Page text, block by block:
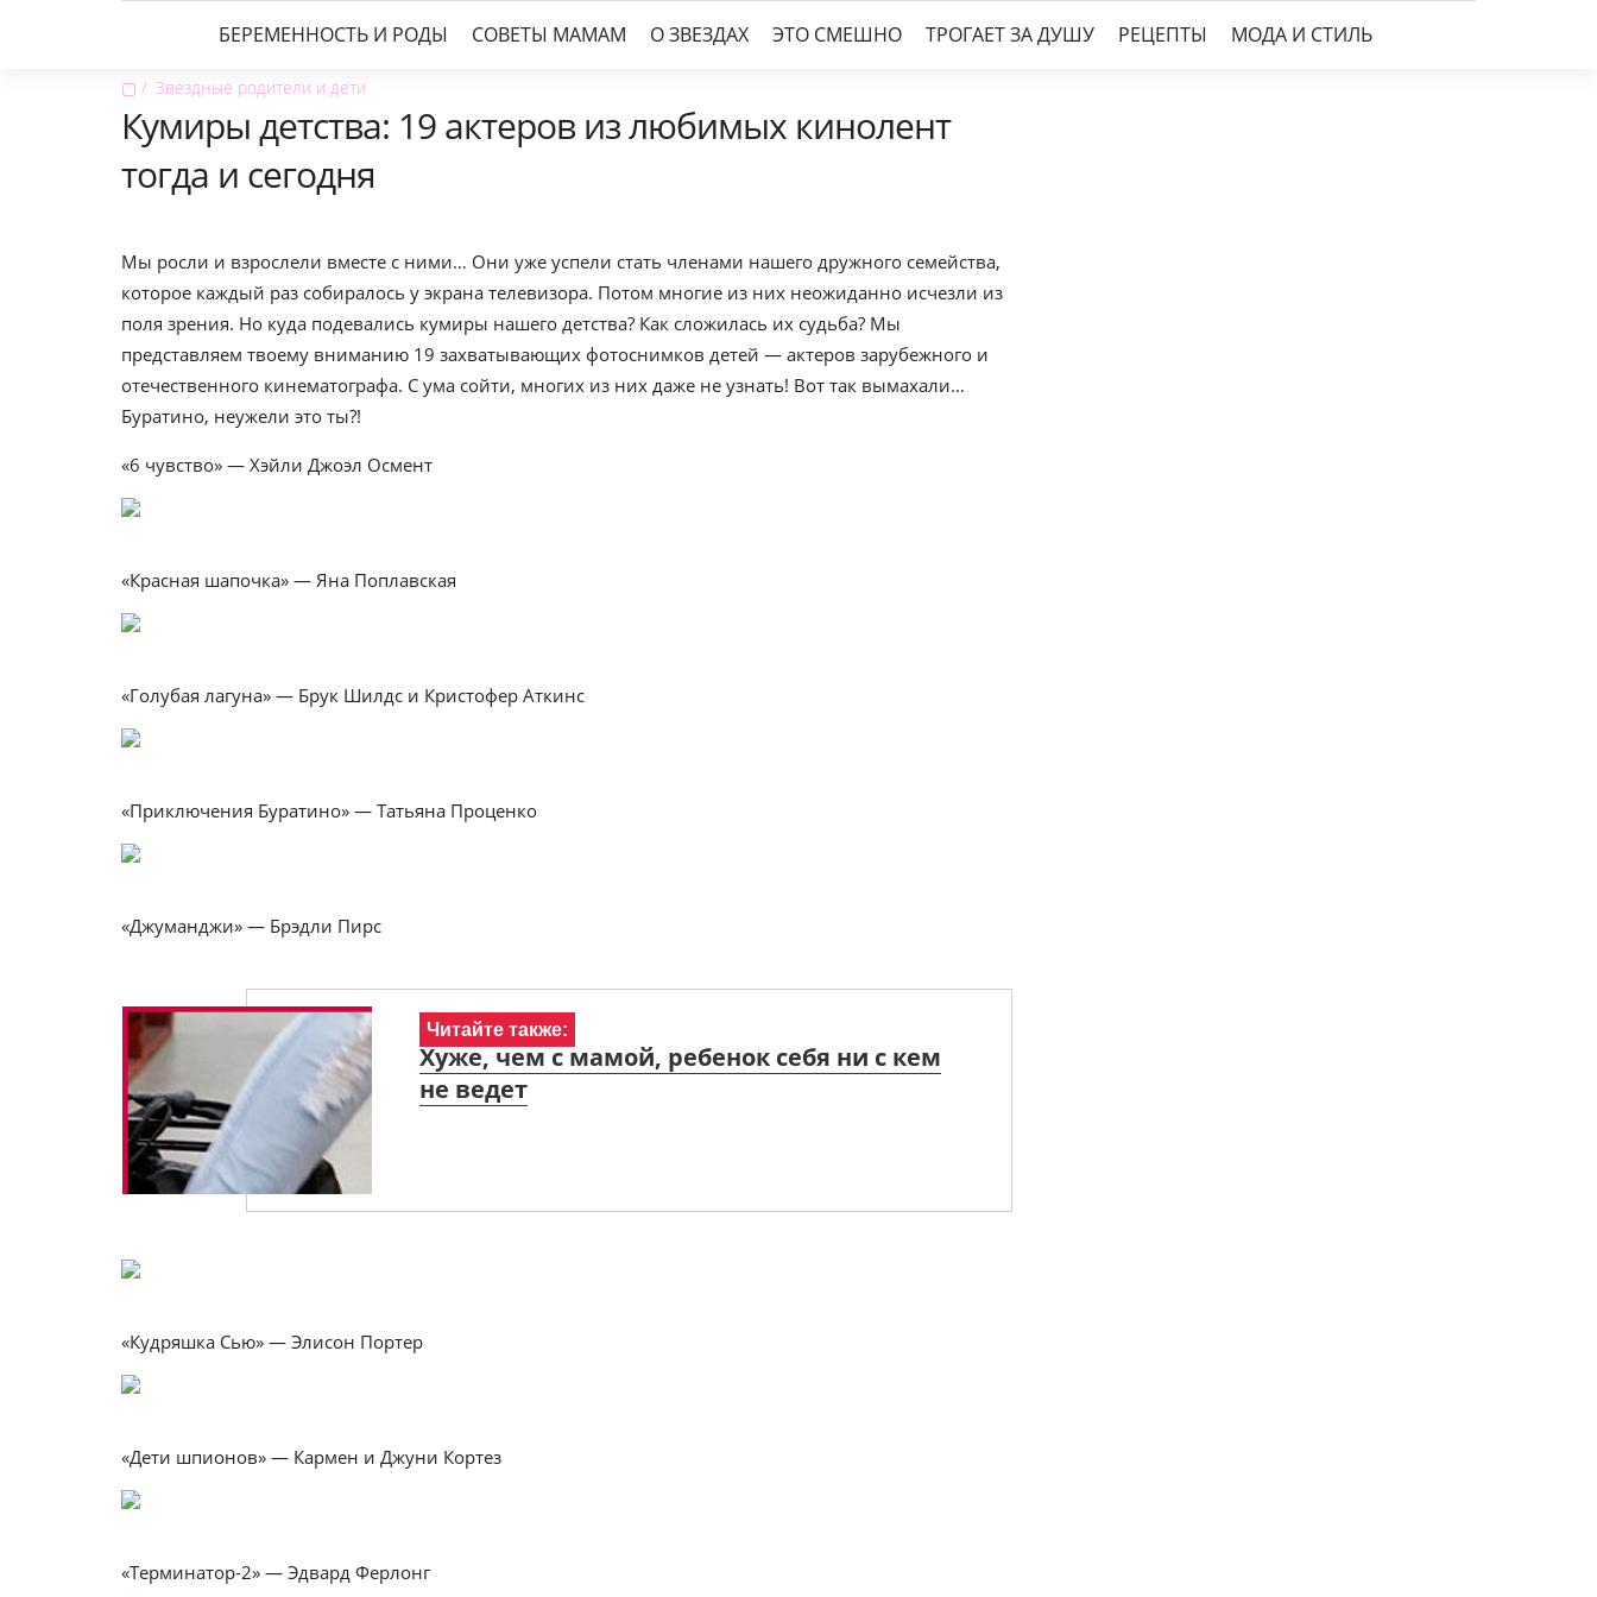
БЕРЕМЕННОСТЬ И РОДЫ СОВЕТЫ МАМАМ О ЗВЕЗДАХ ЭТО СМЕШНО ТРОГАЕТ ЗА ДУШУ РЕЦЕПТЫ МОДА И СТИЛЬ
▢ Звездные родители и дети
Кумиры детства: 19 актеров из любимых кинолент
тогда и сегодня
Мы росли и взрослели вместе с ними… Они уже успели стать членами нашего дружного семейства,
которое каждый раз собиралось у экрана телевизора. Потом многие из них неожиданно исчезли из
поля зрения. Но куда подевались кумиры нашего детства? Как сложилась их судьба? Мы
представляем твоему вниманию 19 захватывающих фотоснимков детей — актеров зарубежного и
отечественного кинематографа. С ума сойти, многих из них даже не узнать! Вот так вымахали…
Буратино, неужели это ты?!
«6 чувство» — Хэйли Джоэл Осмент
«Красная шапочка» — Яна Поплавская
«Голубая лагуна» — Брук Шилдс и Кристофер Аткинс
«Приключения Буратино» — Татьяна Проценко
«Джуманджи» — Брэдли Пирс
Читайте также:
Хуже, чем с мамой, ребенок себя ни с кем
не ведет
«Кудряшка Сью» — Элисон Портер
«Дети шпионов» — Кармен и Джуни Кортез
«Терминатор-2» — Эдвард Ферлонг